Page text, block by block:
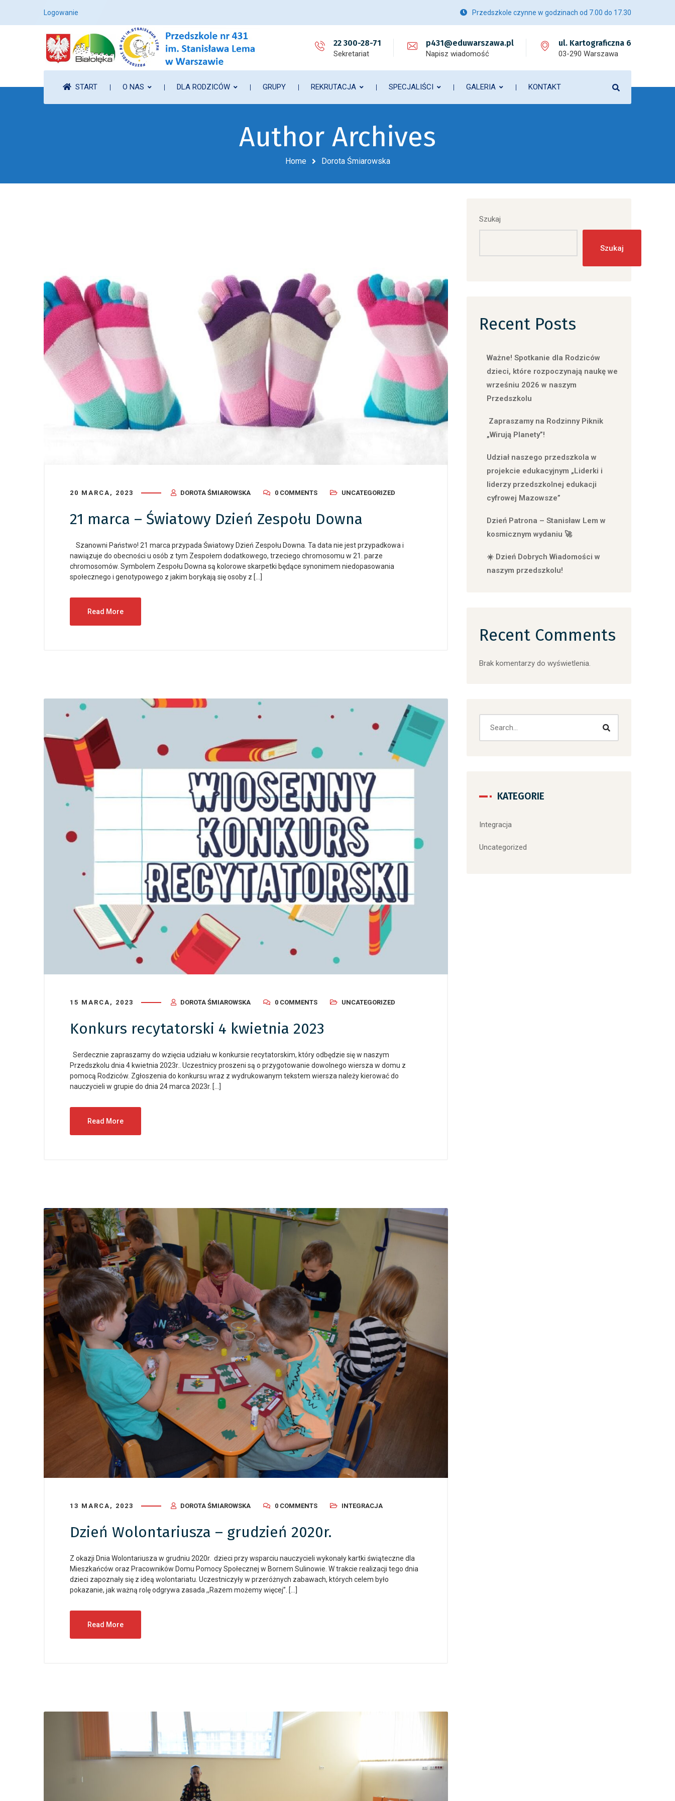
Logowanie Przedszkole czynne w godzinach od 7.00 do 17.30
22 300-28-71
Sekretariat
p431@eduwarszawa.pl
Napisz wiadomość
ul. Kartograficzna 6
03-290 Warszawa
START O NAS DLA RODZICÓW GRUPY REKRUTACJA SPECJALIŚCI GALERIA KONTAKT
Author Archives
Home Dorota Śmiarowska
20 MARCA, 2023 DOROTA ŚMIAROWSKA 0 COMMENTS UNCATEGORIZED
21 marca – Światowy Dzień Zespołu Downa
Szanowni Państwo! 21 marca przypada Światowy Dzień Zespołu Downa. Ta data nie jest przypadkowa i
nawiązuje do obecności u osób z tym Zespołem dodatkowego, trzeciego chromosomu w 21. parze
chromosomów. Symbolem Zespołu Downa są kolorowe skarpetki będące synonimem niedopasowania
społecznego i genotypowego z jakim borykają się osoby z […]
Read More
15 MARCA, 2023 DOROTA ŚMIAROWSKA 0 COMMENTS UNCATEGORIZED
Konkurs recytatorski 4 kwietnia 2023
Serdecznie zapraszamy do wzięcia udziału w konkursie recytatorskim, który odbędzie się w naszym
Przedszkolu dnia 4 kwietnia 2023r.. Uczestnicy proszeni są o przygotowanie dowolnego wiersza w domu z
pomocą Rodziców. Zgłoszenia do konkursu wraz z wydrukowanym tekstem wiersza należy kierować do
nauczycieli w grupie do dnia 24 marca 2023r. […]
Read More
13 MARCA, 2023 DOROTA ŚMIAROWSKA 0 COMMENTS INTEGRACJA
Dzień Wolontariusza – grudzień 2020r.
Z okazji Dnia Wolontariusza w grudniu 2020r. dzieci przy wsparciu nauczycieli wykonały kartki świąteczne dla
Mieszkańców oraz Pracowników Domu Pomocy Społecznej w Bornem Sulinowie. W trakcie realizacji tego dnia
dzieci zapoznały się z ideą wolontariatu. Uczestniczyły w przeróżnych zabawach, których celem było
pokazanie, jak ważną rolę odgrywa zasada ,,Razem możemy więcej”. […]
Read More
Szukaj
Szukaj
Recent Posts
Ważne! Spotkanie dla Rodziców
dzieci, które rozpoczynają naukę we
wrześniu 2026 w naszym
Przedszkolu
Zapraszamy na Rodzinny Piknik
„Wirują Planety”!
Udział naszego przedszkola w
projekcie edukacyjnym „Liderki i
liderzy przedszkolnej edukacji
cyfrowej Mazowsze”
Dzień Patrona – Stanisław Lem w
kosmicznym wydaniu 🚀
☀️ Dzień Dobrych Wiadomości w
naszym przedszkolu!
Recent Comments
Brak komentarzy do wyświetlenia.
KATEGORIE
Integracja
Uncategorized